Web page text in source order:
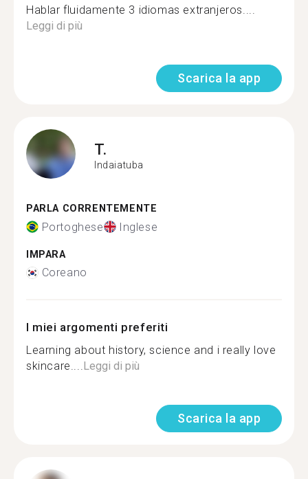
Hablar fluidamente 3 idiomas extranjeros....
Leggi di più
Scarica la app
T.
Indaiatuba
PARLA CORRENTEMENTE
Portoghese Inglese
IMPARA
Coreano
I miei argomenti preferiti
Learning about history, science and i really love
skincare....Leggi di più
Scarica la app